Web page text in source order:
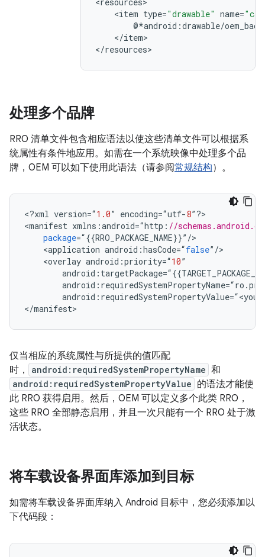
<item type="drawable" name=
@*android :drawable/
</item>
</resources>
处理多个品牌
RRO 清单文件包含相应语法以使这些清单文件可以根据系
统属性有条件地应用。如需在一个系统映像中处理多个品
牌，OEM 可以如下使用此语法（请参阅常规结构）。
<?xml version=“1.0” encoding=“utf-8” ?>
<manifest xmlns :android=“http : //
package=“{{RRO_PACKAGE_NAME}}” /
<application android :hasCode=“false” /
<overlay android :priority=“10”
android : targetPackage=“{{
android : requiredSystemPropertyName=“ro .
android : requiredSystemPropertyValue=“<your
</manifest>
仅当相应的系统属性与所提供的值匹配
时，
android:requiredSystemPropertyName 和
android:requiredSystemPropertyValue 的语法才能使
此 RRO 获得启用。 然后，OEM 可以定义多个此类 RRO，
这些 RRO 全部静态启用，并且一次只能有一个 RRO 处于激
活状态。
将车载设备界面库添加到目标
如需将车载设备界面库纳入 Android 目标中，您必须添加以
下代码段：